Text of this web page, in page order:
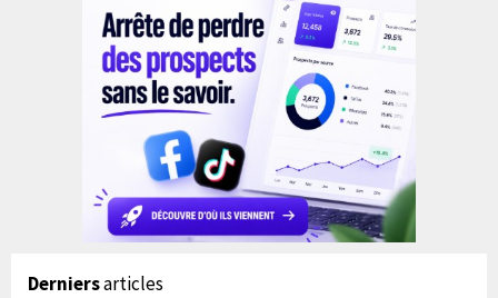
Derniersarticles